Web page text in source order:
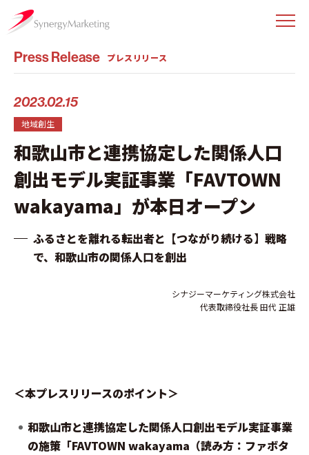
Press Release プレスリリース
和歌山市と連携協定した関係人口
創出モデル実証事業「FAVTOWN
wakayama」が本日オープン
ふるさとを離れる転出者と【つながり続ける】戦略
で、和歌山市の関係人口を創出
2023.02.15
地域創生
シナジーマーケティング株式会社
代表取締役社長 田代 正雄
＜本プレスリリースのポイント＞
和歌山市と連携協定した関係人口創出モデル実証事業
の施策「FAVTOWN wakayama（読み方：ファボタ